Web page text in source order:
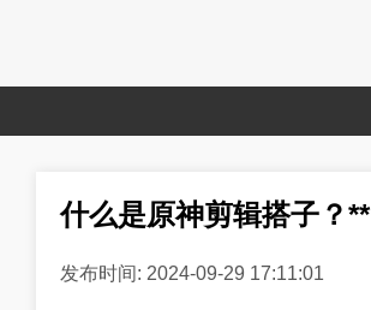
什么是原神剪辑搭子？**
发布时间: 2024-09-29 17:11:01